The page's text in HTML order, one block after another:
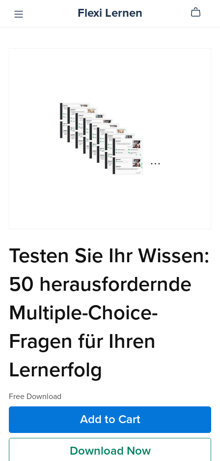
Flexi Lernen
Testen Sie Ihr Wissen:
50 herausfordernde
Multiple-Choice-
Fragen für Ihren
Lernerfolg
Free Download
Add to Cart
Download Now